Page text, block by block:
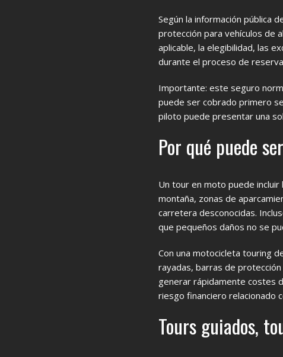
Según la información pública
protección para vehículos de
aplicable, la elegibilidad, las
durante el proceso de
Importante: este seguro
puede ser cobrado primero
piloto puede presentar una
Por qué puede
Un tour en moto puede
montaña, zonas de
carretera desconocidas.
que pequeños daños no se
Con una motocicleta touring
rayadas, barras de
generar rápidamente costes
riesgo financiero relacionado
Tours guiados,